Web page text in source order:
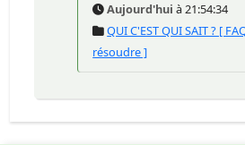
Aujourd'hui à 21:54:34
QUI C'EST QUI SAIT ? [
résoudre ]